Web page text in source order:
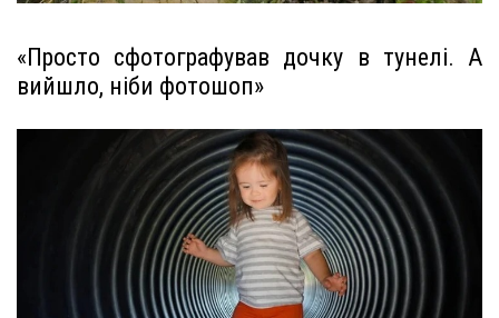
«Просто сфотографував дочку в тунелі. А
вийшло, ніби фотошоп»